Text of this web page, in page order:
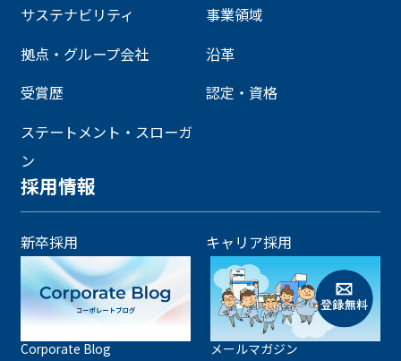
サステナビリティ
事業領域
拠点・グループ会社
沿革
受賞歴
認定・資格
ステートメント・スローガ
ン
採用情報
新卒採用 キャリア採用
Corporate Blog メールマガジン